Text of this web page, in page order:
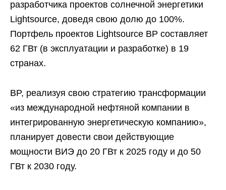
разработчика проектов солнечной энергетики
Lightsource, доведя свою долю до 100%.
Портфель проектов Lightsource BP составляет
62 ГВт (в эксплуатации и разработке) в 19
странах.
BP, реализуя свою стратегию трансформации
«из международной нефтяной компании в
интегрированную энергетическую компанию»,
планирует довести свои действующие
мощности ВИЭ до 20 ГВт к 2025 году и до 50
ГВт к 2030 году.